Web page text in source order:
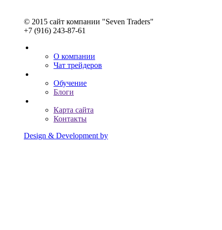
© 2015 сайт компании "Seven Traders"
+7 (916) 243-87-61
О компании
Чат трейдеров
Обучение
Блоги
Карта сайта
Контакты
Design & Development by